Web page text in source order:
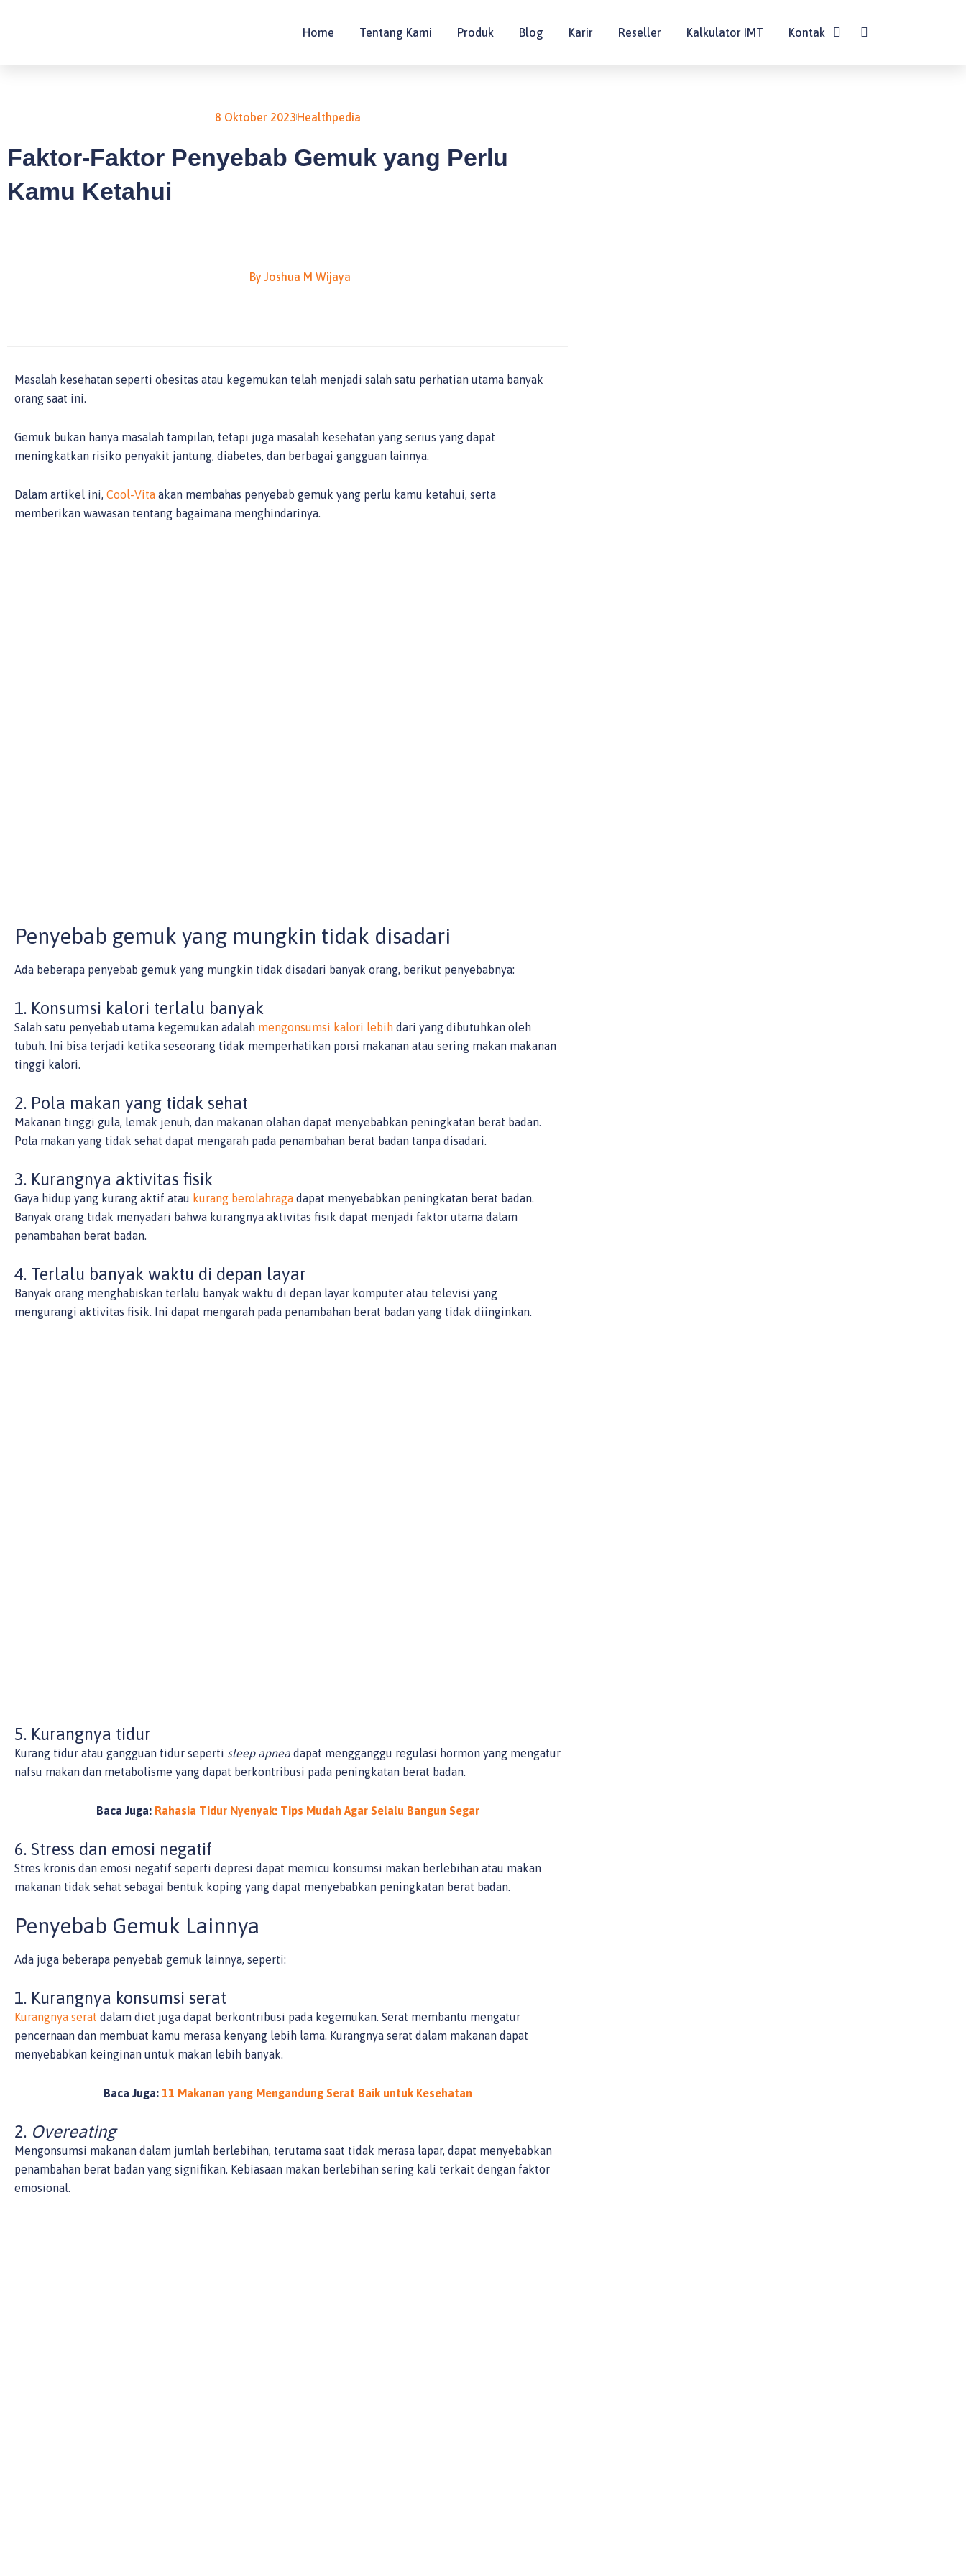
Home Tentang Kami Produk Blog Karir Reseller Kalkulator IMT Kontak
8 Oktober 2023Healthpedia
Faktor-Faktor Penyebab Gemuk yang Perlu
Kamu Ketahui
By Joshua M Wijaya
Masalah kesehatan seperti obesitas atau kegemukan telah menjadi salah satu perhatian utama banyak
orang saat ini.
Gemuk bukan hanya masalah tampilan, tetapi juga masalah kesehatan yang serius yang dapat
meningkatkan risiko penyakit jantung, diabetes, dan berbagai gangguan lainnya.
Dalam artikel ini, Cool-Vita akan membahas penyebab gemuk yang perlu kamu ketahui, serta
memberikan wawasan tentang bagaimana menghindarinya.
Penyebab gemuk yang mungkin tidak disadari
Ada beberapa penyebab gemuk yang mungkin tidak disadari banyak orang, berikut penyebabnya:
1. Konsumsi kalori terlalu banyak
Salah satu penyebab utama kegemukan adalah mengonsumsi kalori lebih dari yang dibutuhkan oleh
tubuh. Ini bisa terjadi ketika seseorang tidak memperhatikan porsi makanan atau sering makan makanan
tinggi kalori.
2. Pola makan yang tidak sehat
Makanan tinggi gula, lemak jenuh, dan makanan olahan dapat menyebabkan peningkatan berat badan.
Pola makan yang tidak sehat dapat mengarah pada penambahan berat badan tanpa disadari.
3. Kurangnya aktivitas fisik
Gaya hidup yang kurang aktif atau kurang berolahraga dapat menyebabkan peningkatan berat badan.
Banyak orang tidak menyadari bahwa kurangnya aktivitas fisik dapat menjadi faktor utama dalam
penambahan berat badan.
4. Terlalu banyak waktu di depan layar
Banyak orang menghabiskan terlalu banyak waktu di depan layar komputer atau televisi yang
mengurangi aktivitas fisik. Ini dapat mengarah pada penambahan berat badan yang tidak diinginkan.
5. Kurangnya tidur
Kurang tidur atau gangguan tidur seperti sleep apnea dapat mengganggu regulasi hormon yang mengatur
nafsu makan dan metabolisme yang dapat berkontribusi pada peningkatan berat badan.
Baca Juga: Rahasia Tidur Nyenyak: Tips Mudah Agar Selalu Bangun Segar
6. Stress dan emosi negatif
Stres kronis dan emosi negatif seperti depresi dapat memicu konsumsi makan berlebihan atau makan
makanan tidak sehat sebagai bentuk koping yang dapat menyebabkan peningkatan berat badan.
Penyebab Gemuk Lainnya
Ada juga beberapa penyebab gemuk lainnya, seperti:
1. Kurangnya konsumsi serat
Kurangnya serat dalam diet juga dapat berkontribusi pada kegemukan. Serat membantu mengatur
pencernaan dan membuat kamu merasa kenyang lebih lama. Kurangnya serat dalam makanan dapat
menyebabkan keinginan untuk makan lebih banyak.
Baca Juga: 11 Makanan yang Mengandung Serat Baik untuk Kesehatan
2. Overeating
Mengonsumsi makanan dalam jumlah berlebihan, terutama saat tidak merasa lapar, dapat menyebabkan
penambahan berat badan yang signifikan. Kebiasaan makan berlebihan sering kali terkait dengan faktor
emosional.